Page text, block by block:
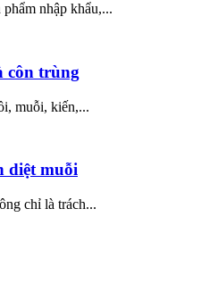
nhập khẩu,...
côn trùng
muỗi, kiến,...
diệt muỗi
chỉ là trách...